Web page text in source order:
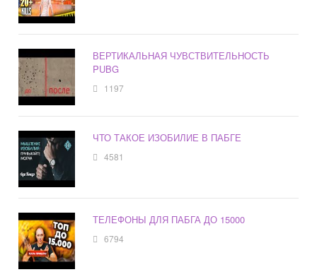
ВЕРТИКАЛЬНАЯ ЧУВСТВИТЕЛЬНОСТЬ
PUBG
1197
ЧТО ТАКОЕ ИЗОБИЛИЕ В ПАБГЕ
4581
ТЕЛЕФОНЫ ДЛЯ ПАБГА ДО 15000
6794